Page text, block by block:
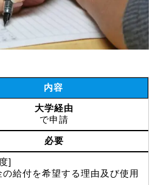
内容
大学経由
で申請
必要
]
給付を希望する理由及び使用